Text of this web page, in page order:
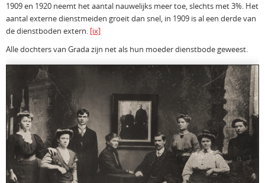
1909 en 1920 neemt het aantal nauwelijks meer toe, slechts met 3%. Het
aantal externe dienstmeiden groeit dan snel, in 1909 is al een derde van
de dienstboden extern. [ix]
Alle dochters van Grada zijn net als hun moeder dienstbode geweest.